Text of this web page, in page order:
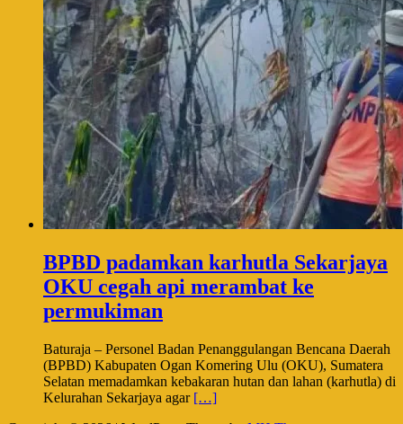
BPBD padamkan karhutla Sekarjaya
OKU cegah api merambat ke
permukiman
Baturaja – Personel Badan Penanggulangan Bencana Daerah
(BPBD) Kabupaten Ogan Komering Ulu (OKU), Sumatera
Selatan memadamkan kebakaran hutan dan lahan (karhutla) di
Kelurahan Sekarjaya agar […]